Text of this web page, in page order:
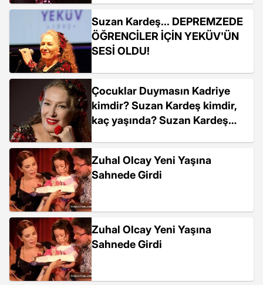
Suzan Kardeş... DEPREMZEDE
ÖĞRENCİLER İÇİN YEKÜV'ÜN
SESİ OLDU!
Çocuklar Duymasın Kadriye
kimdir? Suzan Kardeş kimdir,
kaç yaşında? Suzan Kardeş
Zuhal Olcay Yeni Yaşına
Sahnede Girdi
Zuhal Olcay Yeni Yaşına
Sahnede Girdi